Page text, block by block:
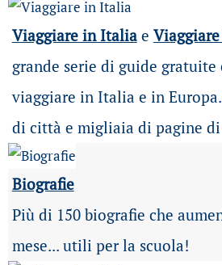
Viaggiare in Italiae
grande serie di guide
viaggiare in Italia e in
di città e migliaia di pagine
Biografie
Più di 150 biografie che
mese... utili per la scuola!